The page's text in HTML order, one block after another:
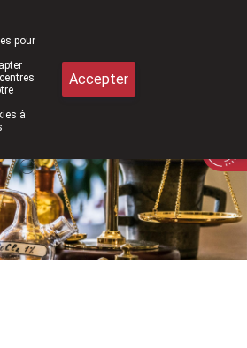
le samedi de 8h30 à 12h30.
pour
à
Accepter